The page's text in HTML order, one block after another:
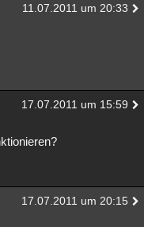
11.07.2011 um 20:33
17.07.2011 um 15:59
17.07.2011 um 20:15